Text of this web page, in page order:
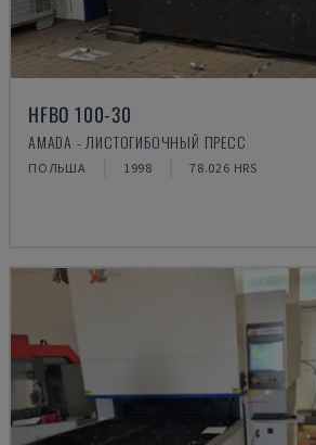
HFBO 100-30
AMADA - ЛИСТОГИБОЧНЫЙ ПРЕСС
ПОЛЬША 1998 78.026 HRS